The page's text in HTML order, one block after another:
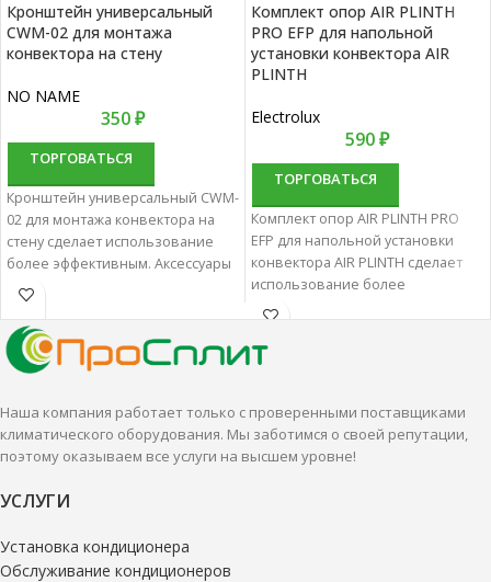
Кронштейн универсальный
CWM-02 для монтажа
конвектора на стену
NO NAME
350₽
ТОРГОВАТЬСЯ
Кронштейн универсальный CWM-
02 для монтажа конвектора на
стену сделает использование
более эффективным. Аксессуары
для обогревателей
характеризуются отменным
качеством и надежностью.
Комплект опор AIR PLINTH
PRO EFP для напольной
установки конвектора AIR
PLINTH
Electrolux
590₽
ТОРГОВАТЬСЯ
Комплект опор AIR PLINTH PRO
EFP для напольной установки
конвектора AIR PLINTH сделает
использование более
эффективным. Аксессуары для
отменным качеством и
Наша компания работает только с проверенными поставщиками
климатического оборудования. Мы заботимся о своей репутации,
поэтому оказываем все услуги на высшем уровне!
УСЛУГИ
Установка кондиционера
Обслуживание кондиционеров